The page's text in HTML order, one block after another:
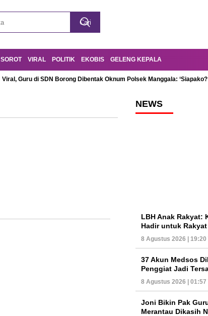
SOROT VIRAL POLITIK EKOBIS GELENG KEPALA
Viral, Guru di SDN Borong Dibentak Oknum Polsek Manggala:
NEWS
LBH Anak Rakyat:
Hadir untuk Rakyat
8 Agustus 2026 | 19:20
37 Akun Medsos
Penggiat Jadi
8 Agustus 2026 | 01:57
Joni Bikin Pak
Merantau Dikasih